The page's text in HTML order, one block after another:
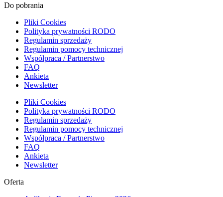
Do pobrania
Pliki Cookies
Polityka prywatności RODO
Regulamin sprzedaży
Regulamin pomocy technicznej
Współpraca / Partnerstwo
FAQ
Ankieta
Newsletter
Pliki Cookies
Polityka prywatności RODO
Regulamin sprzedaży
Regulamin pomocy technicznej
Współpraca / Partnerstwo
FAQ
Ankieta
Newsletter
Oferta